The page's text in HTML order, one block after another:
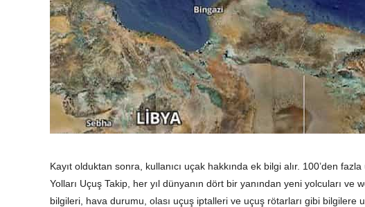
Kayıt olduktan sonra, kullanıcı uçak hakkında ek bilgi alır. 100’den
Yolları Uçuş Takip, her yıl dünyanın dört bir yanından yeni yolcuları ve
bilgileri, hava durumu, olası uçuş iptalleri ve uçuş rötarları gibi